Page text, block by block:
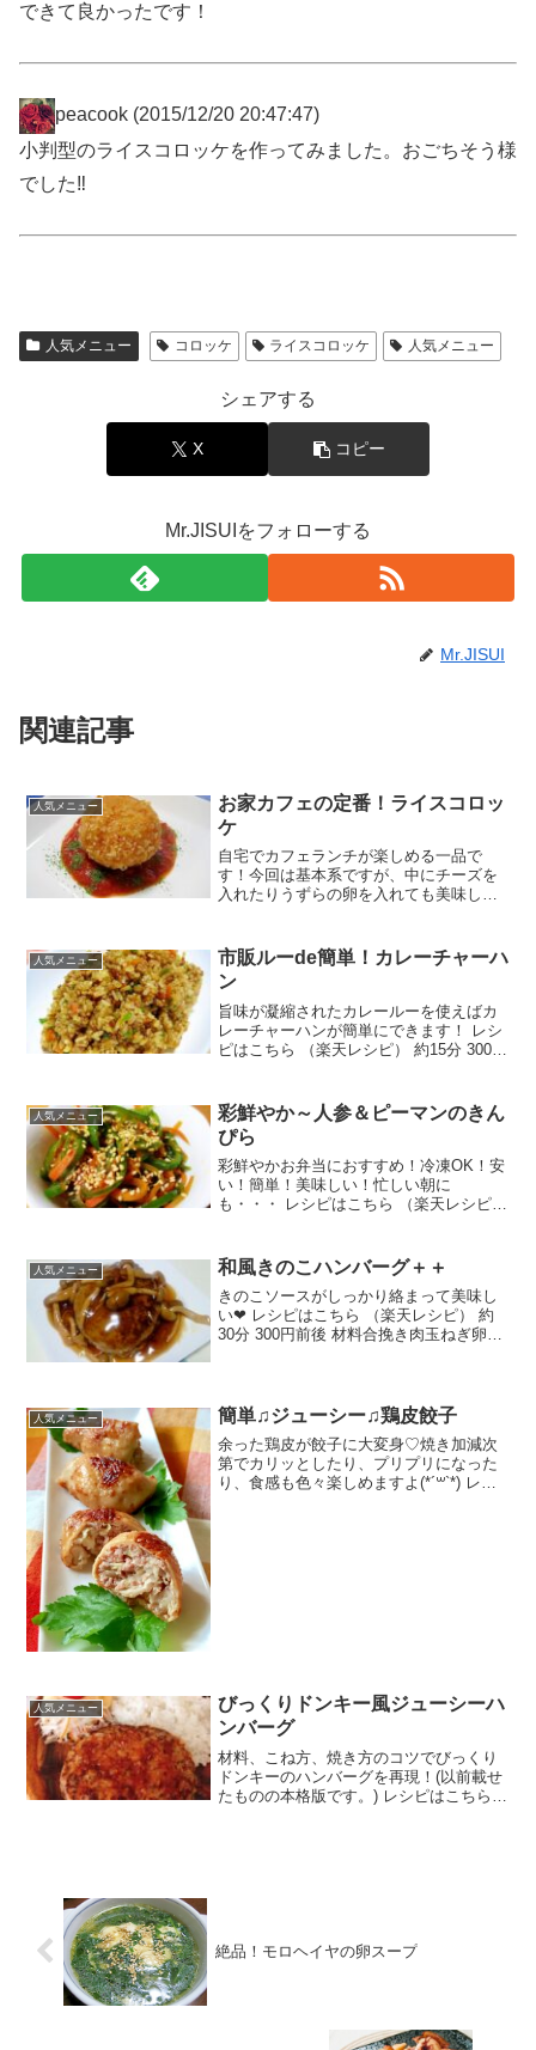
できて良かったです！
peacook (2015/12/20 20:47:47)
小判型のライスコロッケを作ってみました。おごちそう様
でした‼
人気メニュー コロッケ ライスコロッケ 人気メニュー
シェアする
X コピー
Mr.JISUIをフォローする
Mr.JISUI
関連記事
人気メニュー
お家カフェの定番！ライスコロッ
ケ
自宅でカフェランチが楽しめる一品で
す！今回は基本系ですが、中にチーズを
入れたりうずらの卵を入れても美味しい
ト★ケチャップ★粉チーズ★塩・こしょ
う★砂糖☆ケ...
人気メニュー
市販ルーde簡単！カレーチャーハ
ン
旨味が凝縮されたカレールーを使えばカ
レーチャーハンが簡単にできます！ レシ
ピはこちら （楽天レシピ） 約15分 300円
ス塩・こしょうサラダ油みんなのレビュ
ー
人気メニュー
彩鮮やか～人参＆ピーマンのきん
ぴら
彩鮮やかお弁当におすすめ！冷凍OK！安
い！簡単！美味しい！忙しい朝に
も・・・ レシピはこちら （楽天レシピ）
なのレビュー
人気メニュー 和風きのこハンバーグ＋＋
きのこソースがしっかり絡まって美味し
い❤ レシピはこちら （楽天レシピ） 約
30分 300円前後 材料合挽き肉玉ねぎ卵※
ュー
人気メニュー 簡単♫ジューシー♫鶏皮餃子
余った鶏皮が餃子に大変身♡焼き加減次
第でカリッとしたり、プリプリになった
り、食感も色々楽しめますよ(*´꒳`*) レシ
人気メニュー
びっくりドンキー風ジューシーハ
ンバーグ
材料、こね方、焼き方のコツでびっくり
ドンキーのハンバーグを再現！(以前載せ
たものの本格版です。) レシピはこちら
絶品！モロヘイヤの卵スープ